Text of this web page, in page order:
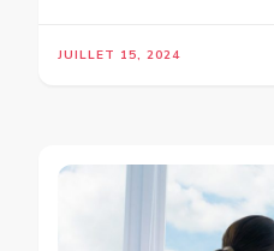
JUILLET 15, 2024